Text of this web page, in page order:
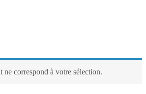
ne correspond à votre sélection.